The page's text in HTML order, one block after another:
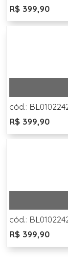
R$ 399,90
cód.:
R$ 399,90
cód.:
R$ 399,90